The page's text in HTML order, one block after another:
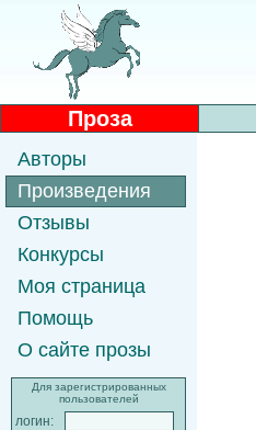
Проза
Авторы
Произведения
Отзывы
Конкурсы
Моя страница
Помощь
О сайте прозы
Для зарегистрированных
пользователей
логин: